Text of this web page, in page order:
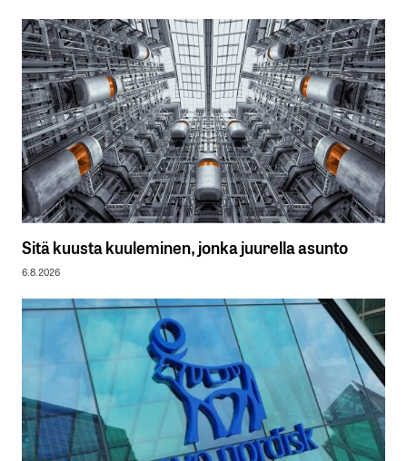
Sitä kuusta kuuleminen, jonka juurella asunto
6.8.2026